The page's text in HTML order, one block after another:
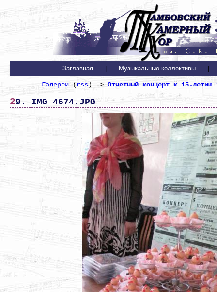
Заглавная Музыкальные коллективы
Галереи (rss) -> Отчетный концерт к 15-летию
29. IMG_4674.JPG